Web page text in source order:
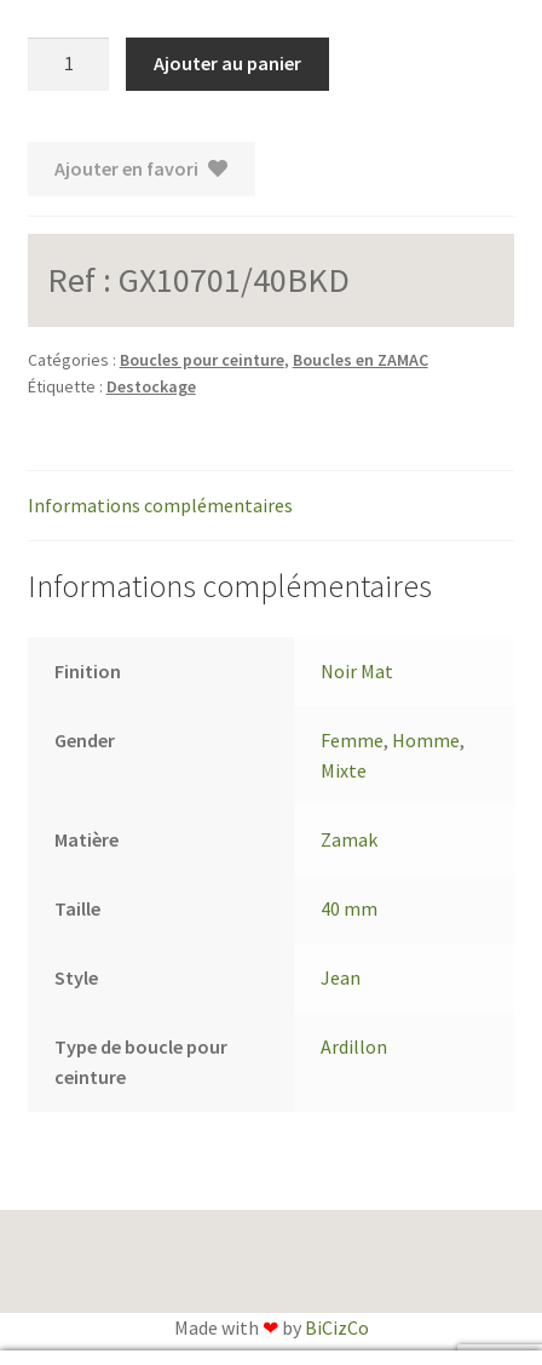
Ajouter au panier
Ajouter en favori
Ref : GX10701/40BKD
Catégories : Boucles pour ceinture, Boucles en ZAMAC
Étiquette : Destockage
Informations complémentaires
Informations complémentaires
Finition Noir Mat
Gender Femme, Homme,
Mixte
Matière Zamak
Taille 40 mm
Style Jean
Type de boucle pour
ceinture
Ardillon
Made with ❤by BiCizCo